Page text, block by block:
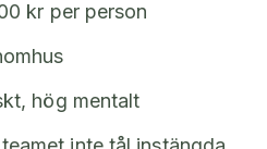
kr per person
hög mentalt